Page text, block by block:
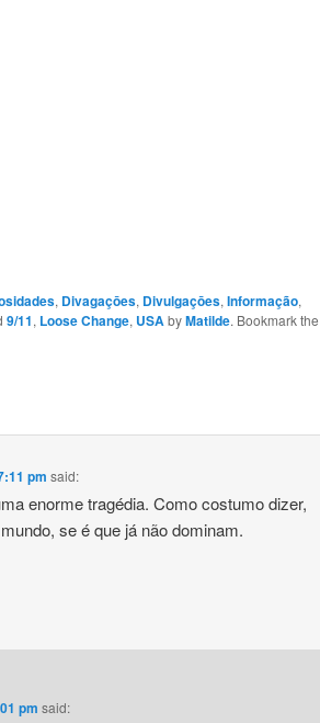
, Divagaçōes, Divulgaçōes, Informação,
9/11, Loose Change, USAbyMatilde. Bookmark the
pm said:
enorme tragédia. Como costumo dizer,
se é que já não dominam.
pm said: